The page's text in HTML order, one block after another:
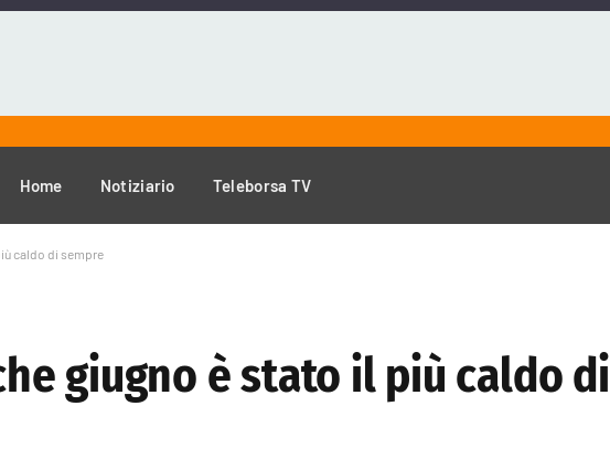
Home Notiziario Teleborsa TV
caldo di sempre
giugno è stato il più caldo di